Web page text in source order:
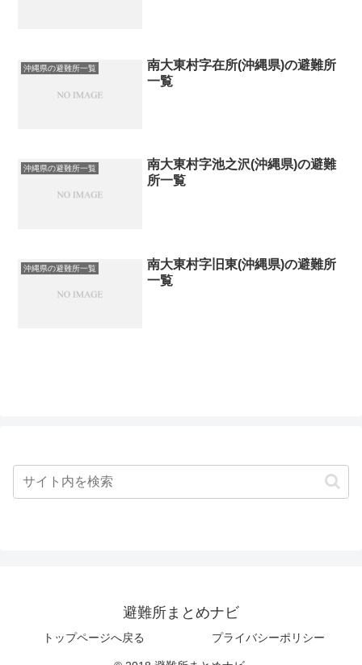
沖縄県の避難所一覧
南大東村字在所(沖縄県)の避難所
一覧
沖縄県の避難所一覧
南大東村字池之沢(沖縄県)の避難
所一覧
沖縄県の避難所一覧
南大東村字旧東(沖縄県)の避難所
一覧
避難所まとめナビ
トップページへ戻る プライバシーポリシー